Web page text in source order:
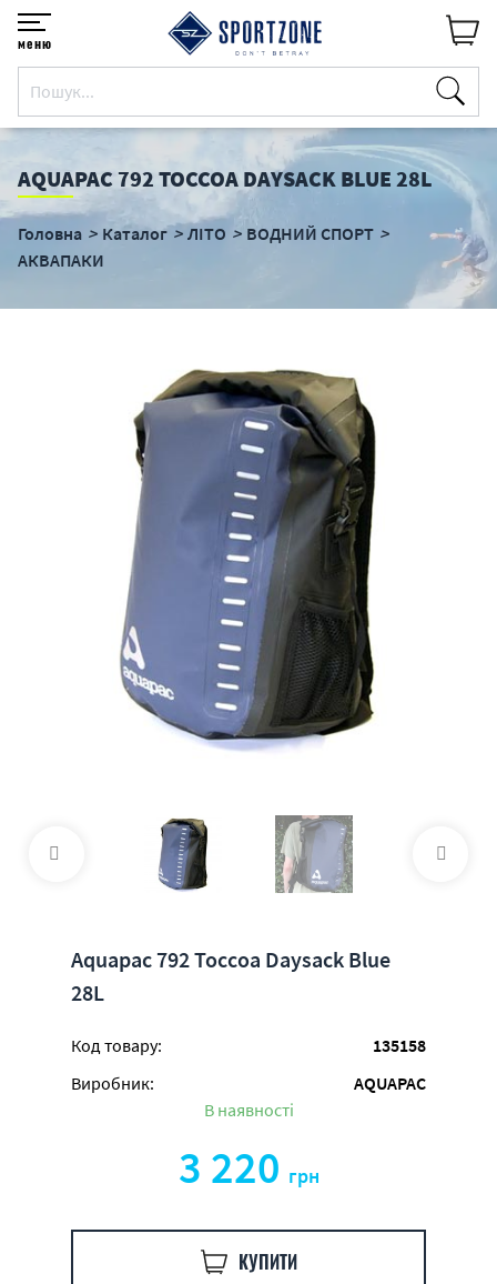
меню
AQUAPAC 792 TOCCOA DAYSACK BLUE 28L
Головна Каталог ЛІТО
ВОДНИЙ СПОРТ
АКВАПАКИ
Aquapac 792 Toccoa Daysack Blue
28L
Код товару:
135158
Виробник:
AQUAPAC
В наявності
3 220 грн
КУПИТИ